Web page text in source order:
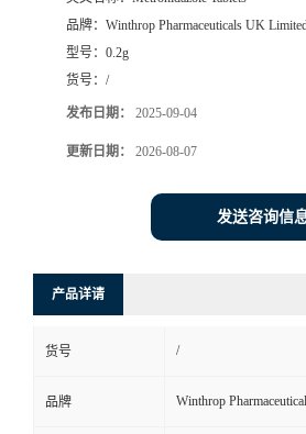
系
方
式
品牌： Winthrop Pharmaceuticals UK
型号： 0.2g
货号： /
发布日期： 2025-09-04
更新日期： 2026-08-07
发送咨询信
产品详请
货号 /
品牌 Winthrop